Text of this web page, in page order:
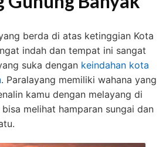
berda di atas ketinggian Kota
indah dan tempat ini sangat
suka dengan keindahan kota
. Paralayang memiliki wahana yang
kamu dengan melayang di
melihat hamparan sungai dan